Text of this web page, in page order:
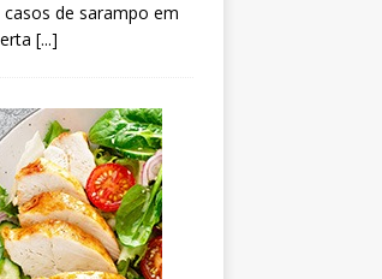
de sarampo em
[...]